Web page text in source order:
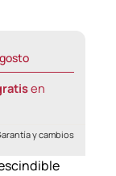
en
y cambios